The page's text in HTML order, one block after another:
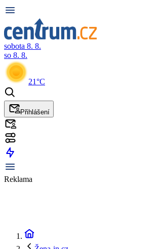
sobota 8. 8.
so 8. 8.
21°C
Přihlášení
Reklama